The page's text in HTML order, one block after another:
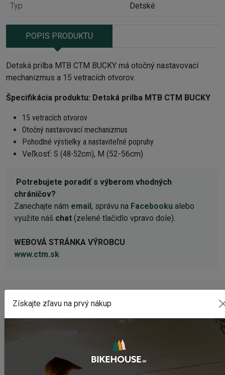
Typ Detské
POPIS PRODUKTU
Detská prilba MTB CTM BUCKY má otočný nastavovací
mechanizmus a 15 vetracích otvorov.
Špecifikácia produktu: Detská prilba MTB CTM BUCKY
15 vetracích otvorov
Otočný nastavovací mechanizmus
Pohodlné výstielky a nastaviteľné popruhy
Veľkosť: S (48-52cm), M (52-56cm)
Potrebujete poradiť s výberom vhodných
chráničov?
Zanechajte nám email, správu na Facebooku alebo
využite náš chat (zelené tlačidlo vpravo dole).
WEBOVÁ STRÁNKA VÝROBCU
www.ctm.sk
POSLEDNÉ PRIDANÉ PRODUKTY
Sedlo CHROMAG LIMBER
Získajte zľavu na prvý nákup